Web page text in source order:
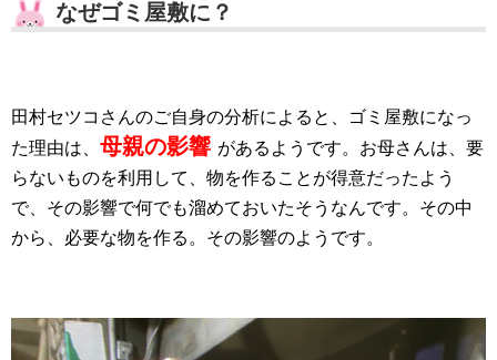
なぜゴミ屋敷に？
田村セツコさんのご自身の分析によると、ゴミ屋敷になっ
た理由は、 母親の影響 があるようです。お母さんは、要
らないものを利用して、物を作ることが得意だったよう
で、その影響で何でも溜めておいたそうなんです。その中
から、必要な物を作る。その影響のようです。